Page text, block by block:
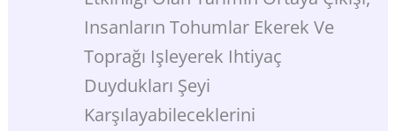
Insanların Tohumlar Ekerek Ve
Toprağı Işleyerek Ihtiyaç
Duydukları Şeyi
Karşılayabileceklerini